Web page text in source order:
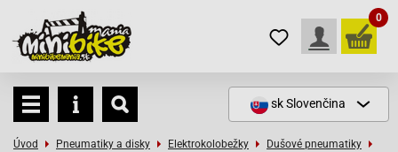
0
skSlovenčina
Úvod Pneumatiky a disky Elektrokolobežky
Dušové pneumatiky